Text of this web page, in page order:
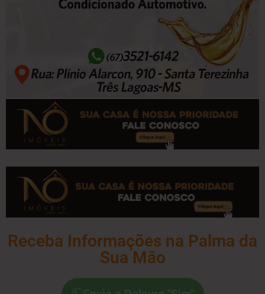
Receba Informações na Palma da
Sua Mão